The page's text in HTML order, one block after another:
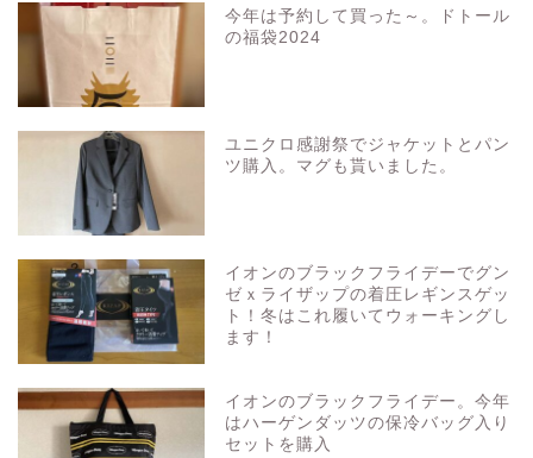
今年は予約して買った～。ドトール
の福袋2024
ユニクロ感謝祭でジャケットとパン
ツ購入。マグも貰いました。
イオンのブラックフライデーでグン
ゼｘライザップの着圧レギンスゲッ
ト！冬はこれ履いてウォーキングし
ます！
イオンのブラックフライデー。今年
はハーゲンダッツの保冷バッグ入り
セットを購入